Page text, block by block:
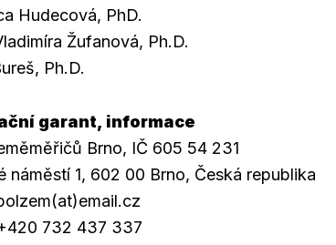
Hudecová, PhD.
Žufanová, Ph.D.
Ph.D.
garant, informace
Brno, IČ 605 54 231
náměstí 1, 602 00 Brno, Česká republika
732 437 337